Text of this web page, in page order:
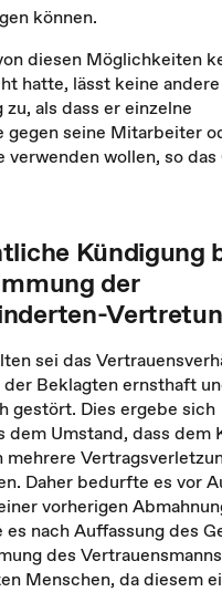
können.
diesen Möglichkeiten
hatte, lässt keine andere
als dass er einzelne
gegen seine Mitarbeiter
verwenden wollen, so
Kündigung
der
sei das
Beklagten ernsthaft
gestört. Dies ergebe sich
dem Umstand, dass dem
mehrere
Daher bedurfte es vor
vorherigen
nach Auffassung des
des
Menschen, da diesem